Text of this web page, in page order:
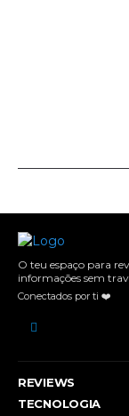
O teu espaço para
informações sem
Conectados por ti ❤️
REVIEWS
TECNOLOGIA